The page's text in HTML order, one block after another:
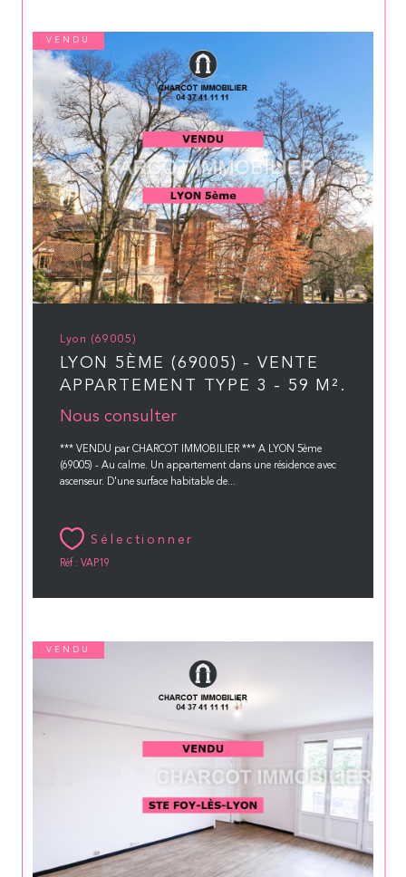
Lyon (69005)
LYON 5ÈME (69005) - VENTE
APPARTEMENT TYPE 3 - 59 M².
Nous consulter
*** VENDU par CHARCOT IMMOBILIER *** A LYON 5ème
(69005) - Au calme. Un appartement dans une résidence avec
ascenseur. D'une surface habitable de...
Sélectionner
Réf : VAP19
VENDU
VENDU